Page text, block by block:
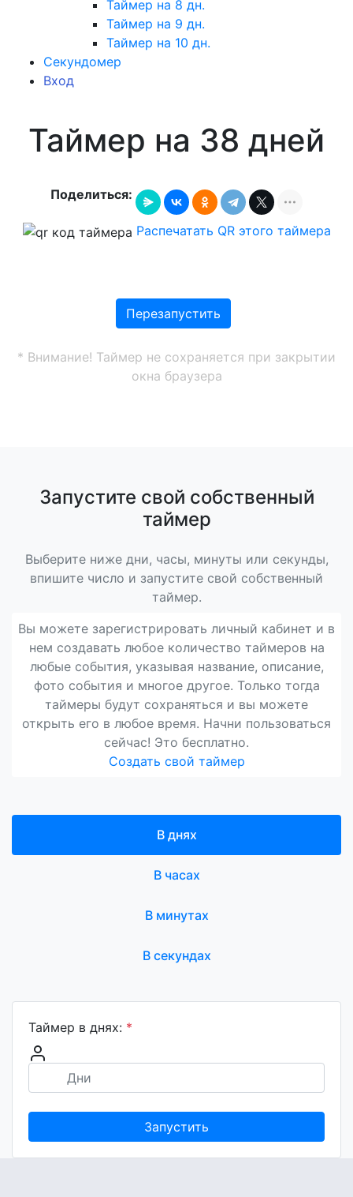
Таймер на 8 дн.
Таймер на 9 дн.
Таймер на 10 дн.
Секундомер
Вход
Таймер на 38 дней
Поделиться:
Распечатать QR этого таймера
Перезапустить
* Внимание! Таймер не сохраняется при закрытии
окна браузера
Запустите свой собственный
таймер
Выберите ниже дни, часы, минуты или секунды,
впишите число и запустите свой собственный
таймер.
Вы можете зарегистрировать личный кабинет и в
нем создавать любое количество таймеров на
любые события, указывая название, описание,
фото события и многое другое. Только тогда
таймеры будут сохраняться и вы можете
открыть его в любое время. Начни пользоваться
сейчас! Это бесплатно.
Создать свой таймер
В днях
В часах
В минутах
В секундах
Таймер в днях: *
Запустить